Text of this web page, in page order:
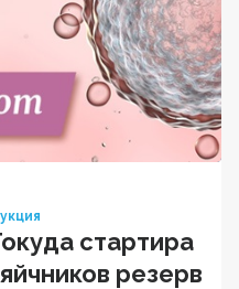
стартира
резерв